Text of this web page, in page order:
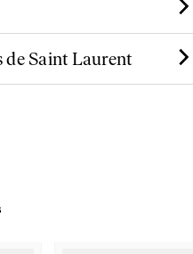
de Saint Laurent